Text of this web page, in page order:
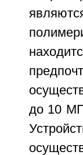
до 10